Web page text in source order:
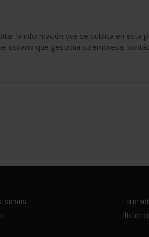
la información que se publica en esta
el usuario que gestiona su empresa,
somos